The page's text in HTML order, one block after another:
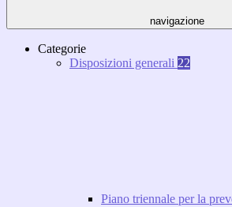
navigazione
Categorie
Disposizioni generali 22
Piano triennale per la